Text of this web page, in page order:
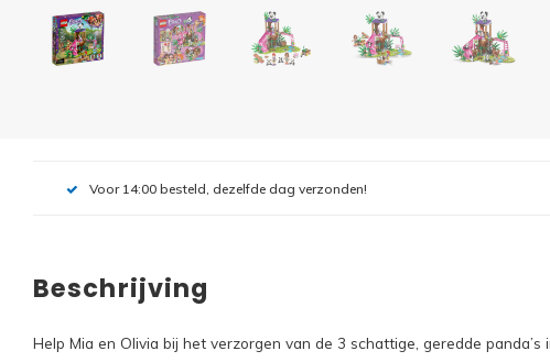
Voor 14:00 besteld, dezelfde dag verzonden!
Beschrijving
Help Mia en Olivia bij het verzorgen van de 3 schattige, geredde